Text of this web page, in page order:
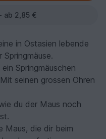
ab 2,85 €
in Ostasien lebende
Springmäuschen
seinen grossen Ohren
du der Maus noch
Maus, die dir beim